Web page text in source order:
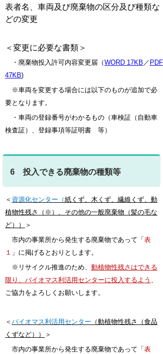
表者名、車両及び廃棄物の区分及び種類な
どの変更
＜変更に必要な書類＞
・廃棄物投入許可内容変更届（WORD 17KB ／ PDF
47KB)
※車両を変更する場合には以下のものが追加で必
要となります。
・ 車両の登録番号がわかるもの（車検証（自動車
検査証）、登録事項等証明書 等）
6 投入できる廃棄物の種類等
＜ 資源化センター（紙くず、木くず、繊維くず、動
植物性残さ（※）、その他の一般廃棄物（髪の毛な
ど））
＞
市内の事業所から発生する廃棄物であって「 表
１ 」に掲げるとおりとします。
※リサイクル推進のため、 動植物性残さはできる
限り、バイオマス利活用センターに投入するよう 、
ご協力をよろしくお願いします。
＜ バイオマス利活用センター （動植物性残さ（食品
くずなど））
＞
市内の事業所から発生する廃棄物であって「 表